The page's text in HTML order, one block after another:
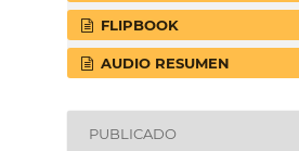
FLIPBOOK
AUDIO RESUMEN
PUBLICADO